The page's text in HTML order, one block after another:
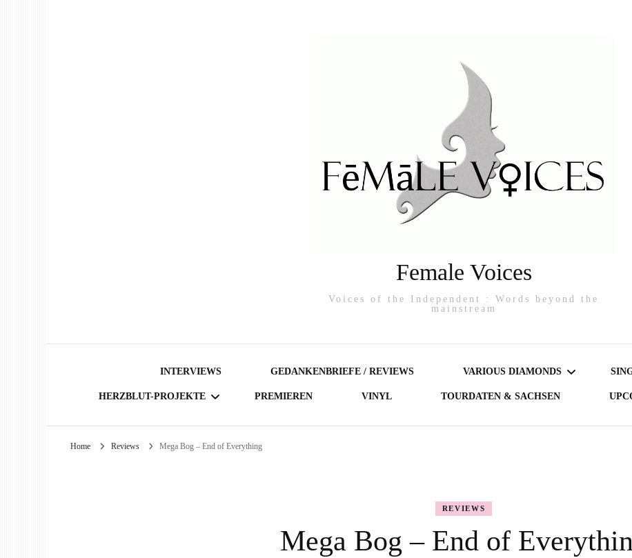
Female Voices
Voices of the Independent : Words beyond the
mainstream
INTERVIEWS GEDANKENBRIEFE / REVIEWS VARIOUS DIAMONDS
AUSTRIAN DIAMONDS
NORDIC DIAMONDS
HERZBLUT-PROJEKTE PREMIEREN VINYL TOURDATEN & SACHSEN
Home Reviews Mega Bog – End of Everything
REVIEWS
Mega Bog – End of